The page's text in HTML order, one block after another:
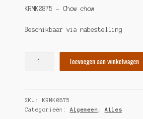
KRMK0875 – Chow chow
Beschikbaar via nabestelling
Toevoegen aan winkelwagen
SKU: KRMK0875
Categorieën: Algemeen , Alles